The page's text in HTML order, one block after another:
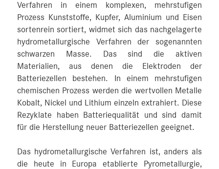
Verfahren in einem komplexen, mehrstufigen
Prozess Kunststoffe, Kupfer, Aluminium und Eisen
sortenrein sortiert, widmet sich das nachgelagerte
hydrometallurgische Verfahren der sogenannten
schwarzen Masse. Das sind die aktiven
Materialien, aus denen die Elektroden der
Batteriezellen bestehen. In einem mehrstufigen
chemischen Prozess werden die wertvollen Metalle
Kobalt, Nickel und Lithium einzeln extrahiert. Diese
Rezyklate haben Batteriequalität und sind damit
für die Herstellung neuer Batteriezellen geeignet.
Das hydrometallurgische Verfahren ist, anders als
die heute in Europa etablierte Pyrometallurgie,